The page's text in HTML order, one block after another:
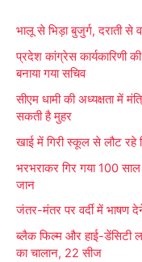
c
h
f
o
भालू से भिड़ा बुजुर्ग, दराती से
प्रदेश कांग्रेस कार्यकारिणी
बनाया गया सचिव
सीएम धामी की अध्यक्षता में
सकती है मुहर
खाई में गिरी स्कूल से लौट रहे
भरभराकर गिर गया 100 साल
जान
जंतर-मंतर पर वर्दी में भाषण
ब्लैक फिल्म और हाई-डेंसिटी
का चालान, 22 सीज